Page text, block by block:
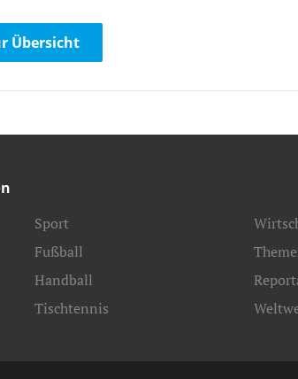
Übersicht
Sport
Fußball
Handball
Tischtennis